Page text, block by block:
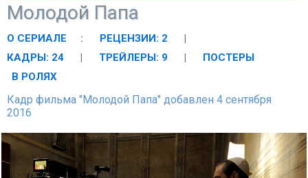
Молодой Папа
О СЕРИАЛЕ : РЕЦЕНЗИИ: 2
|
КАДРЫ: 24
| ТРЕЙЛЕРЫ: 9 |
ПОСТЕРЫ
В РОЛЯХ
Кадр фильма "Молодой Папа" добавлен 4 сентября
2016